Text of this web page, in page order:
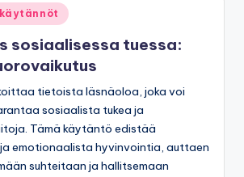
sosiaalisessa tuessa:
tietoista läsnäoloa, joka voi
sosiaalista tukea ja
Tämä käytäntö edistää
emotionaalista hyvinvointia, auttaen
suhteitaan ja hallitsemaan